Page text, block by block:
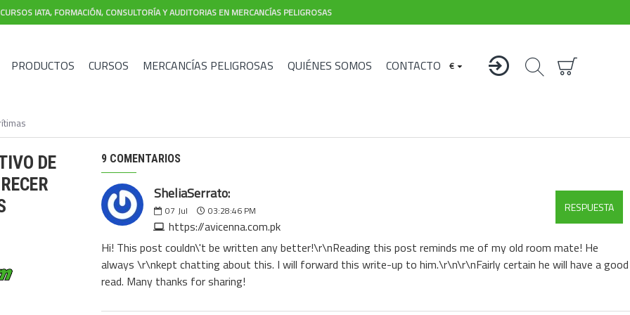
CURSOS IATA, FORMACIÓN, CONSULTORÍA Y AUDITORIAS EN MERCANCÍAS PELIGROSAS
PRODUCTOS CURSOS MERCANCÍAS PELIGROSAS QUIÉNES SOMOS CONTACTO €
DE
9 COMENTARIOS
SheliaSerrato:
07 Jul 03:28:46 PM
https://avicenna.com.pk
RESPUESTA
Hi! This post couldn\'t be written any better!\r\nReading this post reminds me of my old room mate! He
always \r\nkept chatting about this. I will forward this write-up to him.\r\n\r\nFairly certain he will have a good
read. Many thanks for sharing!